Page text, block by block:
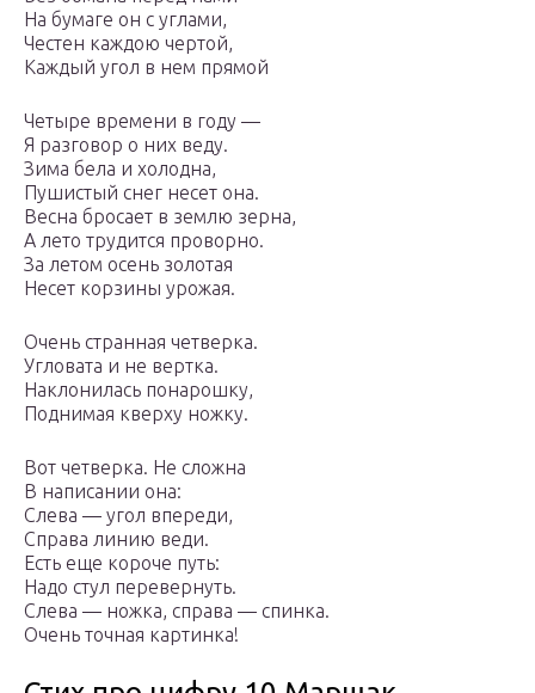
На бумаге он с углами,
Честен каждою чертой,
Каждый угол в нем прямой
Четыре времени в году —
Я разговор о них веду.
Зима бела и холодна,
Пушистый снег несет она.
Весна бросает в землю зерна,
А лето трудится проворно.
За летом осень золотая
Несет корзины урожая.
Очень странная четверка.
Угловата и не вертка.
Наклонилась понарошку,
Поднимая кверху ножку.
Вот четверка. Не сложна
В написании она:
Слева — угол впереди,
Справа линию веди.
Есть еще короче путь:
Надо стул перевернуть.
Слева — ножка, справа — спинка.
Очень точная картинка!